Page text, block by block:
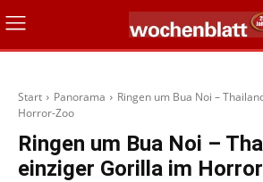
Start Panorama
Ringen um Bua Noi –
Horror-Zoo
Ringen um Bua Noi –
einziger Gorilla im